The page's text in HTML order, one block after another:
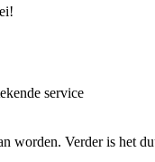
service
worden. Verder is het